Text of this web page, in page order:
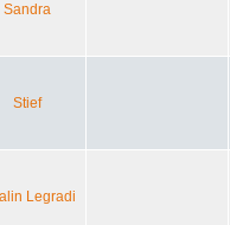
Sandra
Stief
Legradi